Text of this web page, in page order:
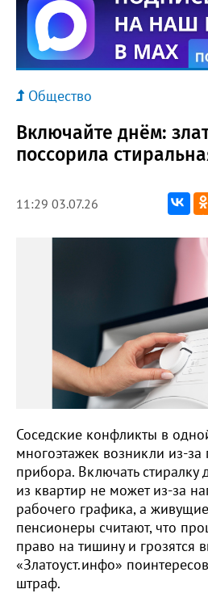
Общество
Включайте днём:
поссорила
11:29 03.07.26
Соседские конфликты в
многоэтажек возникли из-за
прибора. Включать
из квартир не может из-за
рабочего графика, а
пенсионеры считают, что
право на тишину и грозятся
«Златоуст.инфо»
штраф.